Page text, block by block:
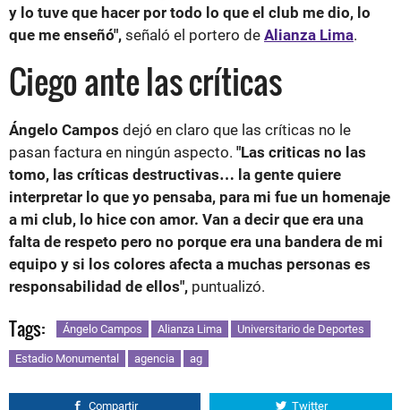
y lo tuve que hacer por todo lo que el club me dio, lo
que me enseñó", señaló el portero de Alianza Lima.
Ciego ante las críticas
Ángelo Campos dejó en claro que las críticas no le
pasan factura en ningún aspecto. "Las criticas no las
tomo, las críticas destructivas… la gente quiere
interpretar lo que yo pensaba, para mi fue un homenaje
a mi club, lo hice con amor. Van a decir que era una
falta de respeto pero no porque era una bandera de mi
equipo y si los colores afecta a muchas personas es
responsabilidad de ellos", puntualizó.
Tags: Ángelo Campos Alianza Lima Universitario de Deportes
Estadio Monumental agencia ag
Compartir Twitter